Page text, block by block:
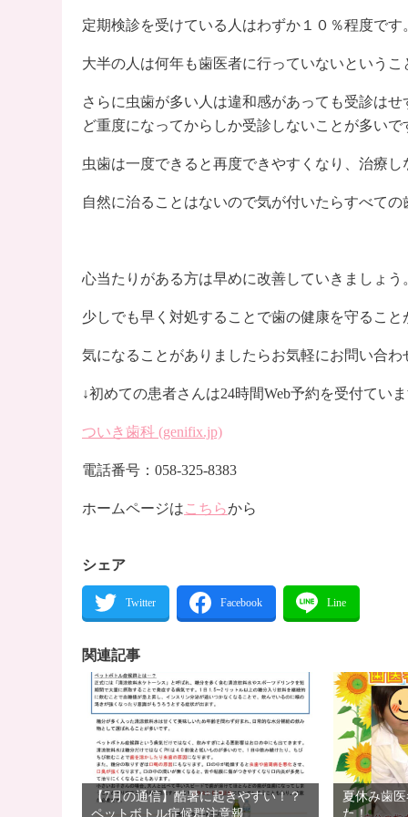
定期検診を受けている人はわずか１０％程度です
大半の人は何年も歯医者に行っていないというこ
さらに虫歯が多い人は違和感があっても受診は
ど重度になってからしか受診しないことが多いで
虫歯は一度できると再度できやすくなり、治療
自然に治ることはないので気が付いたらすべて
心当たりがある方は早めに改善していきましょう
少しでも早く対処することで歯の健康を守ること
気になることがありましたらお気軽にお問い合
↓初めての患者さんは24時間Web予約を受付てい
ついき歯科 (genifix.jp)
電話番号：058-325-8383
ホームページはこちらから
シェア
関連記事
【7月の通信】酷暑に起きやすい！？
ペットボトル症候群注意報
夏休み歯
た！